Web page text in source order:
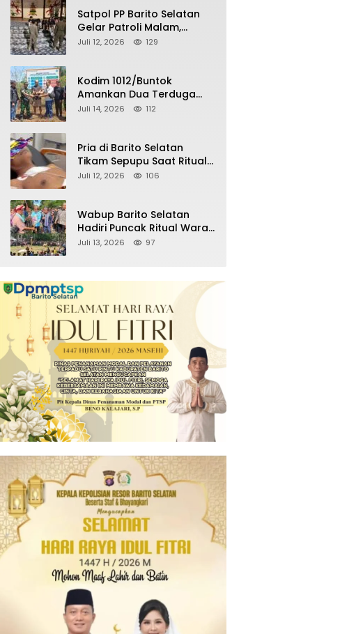
Satpol PP Barito Selatan
Gelar Patroli Malam,
Tindak Lanjuti Keluhan
Juli 12, 2026 129
Kodim 1012/Buntok
Amankan Dua Terduga
Pencuri Aset Perusahaan
Disita
Juli 14, 2026 112
Pria di Barito Selatan
Tikam Sepupu Saat Ritual
Adat Wara, Polisi Amankan
Juli 12, 2026 106
Wabup Barito Selatan
Hadiri Puncak Ritual Wara
Nyalimat, Tegaskan
Juli 13, 2026 97